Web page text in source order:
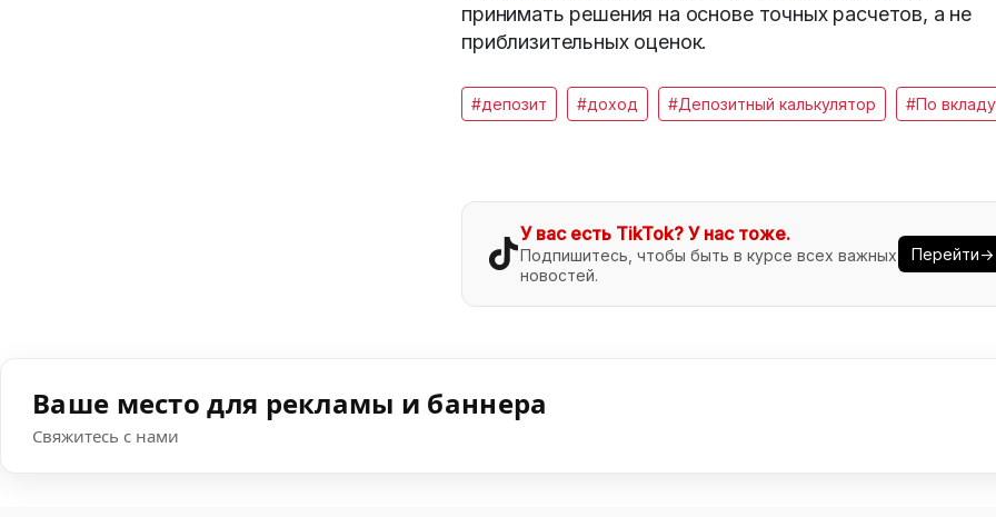
принимать решения на основе точных расчетов, а не
приблизительных оценок.
#депозит #доход #Депозитный калькулятор #По вкладу
У вас есть TikTok? У нас тоже.
Подпишитесь, чтобы быть в курсе всех важных
новостей.
Перейти→
Ваше место для рекламы и баннера
Свяжитесь с нами